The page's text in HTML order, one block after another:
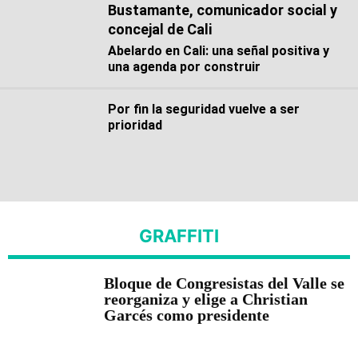
Bustamante, comunicador social y
concejal de Cali
Abelardo en Cali: una señal positiva y
una agenda por construir
Por fin la seguridad vuelve a ser
prioridad
GRAFFITI
Bloque de Congresistas del Valle se
reorganiza y elige a Christian
Garcés como presidente